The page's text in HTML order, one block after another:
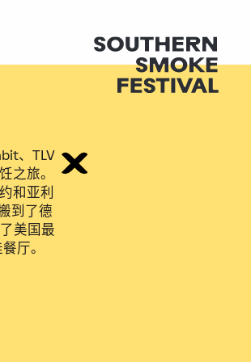
、TLV
之旅。
和亚利
到了德
美国最
厅。